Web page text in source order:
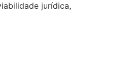
jurídica,